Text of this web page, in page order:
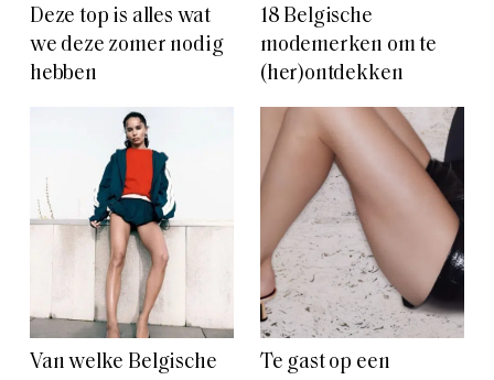
Deze top is alles wat
we deze zomer nodig
hebben
18 Belgische
modemerken om te
(her)ontdekken
Van welke Belgische
Te gast op een